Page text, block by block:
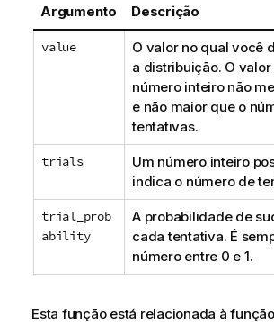
Argumento Descrição
value
O valor no qual você
a distribuição. O
número inteiro não
e não maior que o
tentativas.
trials
Um número inteiro
indica o número de
trial_prob
ability
A probabilidade de
cada tentativa. É
número entre 0 e 1.
Esta função está relacionada à função